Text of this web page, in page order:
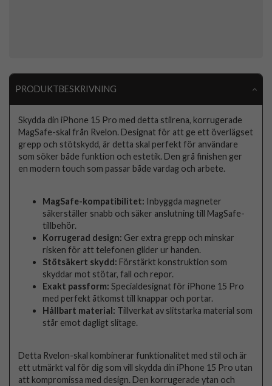
PRODUKTBESKRIVNING
Skydda din iPhone 15 Pro med detta stilrena, korrugerade
MagSafe-skal från Rvelon. Designat för att ge ett överlägset
grepp och stötskydd, är detta skal perfekt för användare
som söker både funktion och estetik. Den grå finishen ger
en modern touch som passar både vardag och arbete.
MagSafe-kompatibilitet: Inbyggda magneter
säkerställer snabb och säker anslutning till MagSafe-
tillbehör.
Korrugerad design: Ger extra grepp och minskar
risken för att telefonen glider ur handen.
Stötsäkert skydd: Förstärkt konstruktion som
skyddar mot stötar, fall och repor.
Exakt passform: Specialdesignat för iPhone 15 Pro
med perfekt åtkomst till knappar och portar.
Hållbart material: Tillverkat av slitstarka material som
står emot dagligt slitage.
Detta Rvelon-skal kombinerar funktionalitet med stil och är
ett utmärkt val för dig som vill skydda din iPhone 15 Pro utan
att kompromissa med design. Den korrugerade ytan och